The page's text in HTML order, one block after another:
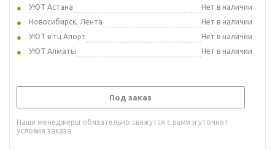
УЮТ Астана
Нет в наличии
Новосибирск, Лента
Нет в наличии
УЮТ в тц Апорт
Нет в наличии
УЮТ Алматы
Нет в наличии
Под заказ
Наши менеджеры обязательно свяжутся с вами и уточнят
условия заказа